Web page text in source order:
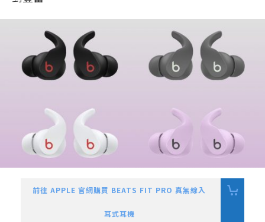
前往 APPLE 官網購買 BEATS FIT PRO 真無線入
耳式耳機